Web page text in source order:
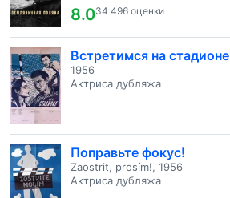
8.034 496 оценки
Встретимся на стадионе
1956
Актриса дубляжа
Поправьте фокус!
Zaostrit, prosím!, 1956
Актриса дубляжа